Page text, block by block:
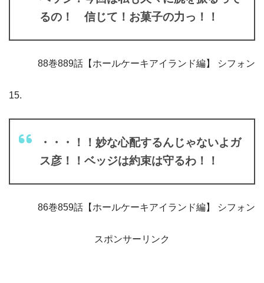
るの！ 信じて！お菓子の力っ！！
88巻889話【ホールケーキアイランド編】 シフォン
15.
・・・！！妙な心配するんじゃないよガ
ス彦！！ベッジは約束は守るわ！！
86巻859話【ホールケーキアイランド編】 シフォン
スポンサーリンク